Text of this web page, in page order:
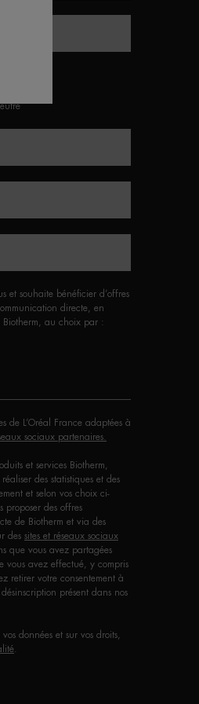
et souhaite bénéficier d’offres
directe, en
Biotherm, au choix par :
de L’Oréal France adaptées à
sociaux partenaires.
et services Biotherm,
des statistiques et des
et selon vos choix ci-
proposer des offres
de Biotherm et via des
des sites et réseaux sociaux
que vous avez partagées
vous avez effectué, y compris
retirer votre consentement à
présent dans nos
données et sur vos droits,